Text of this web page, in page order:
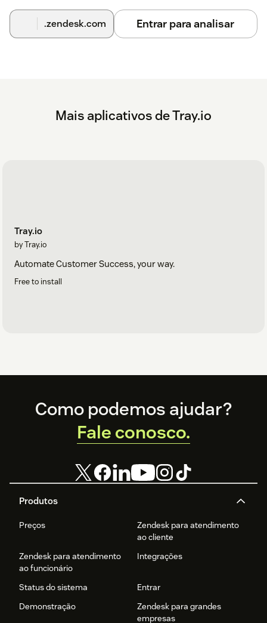
.zendesk.com Entrar para analisar
Mais aplicativos de Tray.io
Tray.io
by Tray.io
Automate Customer Success, your way.
Free to install
Footer
Produtos
Preços
Zendesk para atendimento
ao cliente
Zendesk para atendimento
ao funcionário
Integrações
Status do sistema
Entrar
Demonstração
Zendesk para grandes
empresas
Como podemos ajudar?
Fale conosco.